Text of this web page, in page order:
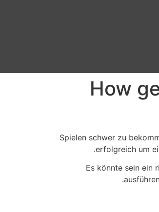
How
Spielen schwer zu
erfolgreich um
Es könnte sein ein